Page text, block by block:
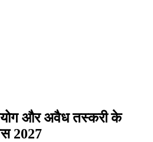
और अवैध तस्करी के
2027